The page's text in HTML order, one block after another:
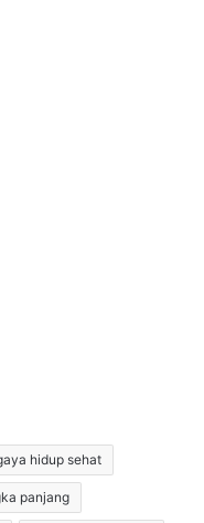
hidup sehat
panjang